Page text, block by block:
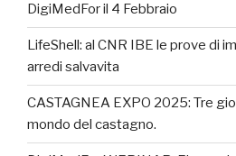
DigiMedFor il 4 Febbraio
LifeShell: al CNR IBE le prove di
arredi salvavita
CASTAGNEA EXPO 2025: Tre
mondo del castagno.